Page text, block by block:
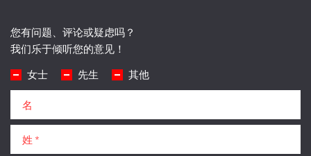
您有问题、评论或疑虑吗？
我们乐于倾听您的意见！
头衔女士 先生
其他